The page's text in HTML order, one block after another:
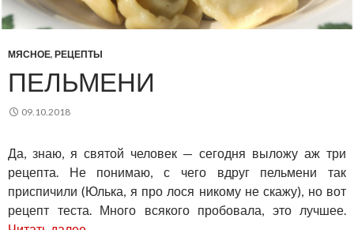
МЯСНОЕ, РЕЦЕПТЫ
ПЕЛЬМЕНИ
09.10.2018
Да, знаю, я святой человек — сегодня выложу аж три
рецепта. Не понимаю, с чего вдруг пельмени так
приспичили (Юлька, я про лося никому не скажу), но вот
рецепт теста. Много всякого пробовала, это лучшее.